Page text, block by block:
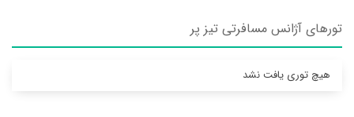
تورهای آژانس مسافرتی تيز پر
هیچ توری یافت نشد